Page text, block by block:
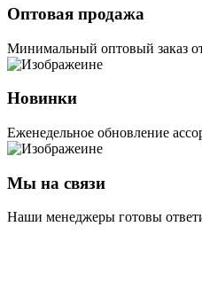
Оптовая продажа
Минимальный оптовый заказ
Новинки
Еженедельное обновление
Мы на связи
Наши менеджеры готовы